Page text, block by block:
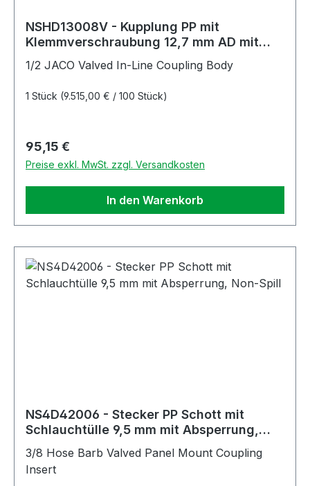
NSHD13008V - Kupplung PP mit
Klemmverschraubung 12,7 mm AD mit
1/2 JACO Valved In-Line Coupling Body
1 Stück (9.515,00 € / 100 Stück)
Regulärer Preis:
95,15 €
Preise exkl. MwSt. zzgl. Versandkosten
In den Warenkorb
NS4D42006 - Stecker PP Schott mit
Schlauchtülle 9,5 mm mit Absperrung,
3/8 Hose Barb Valved Panel Mount Coupling
Insert